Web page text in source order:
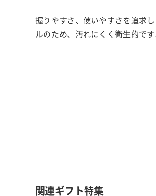
握りやすさ、使いやすさを追求
ルのため、汚れにくく衛生的です
関連ギフト特集